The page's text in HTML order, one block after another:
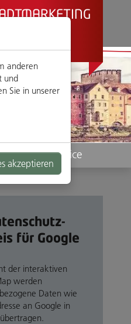
Service
für Google
der interaktiven
werden
Daten wie
an Google in
anderen
und
Sie in unserer
akzeptieren